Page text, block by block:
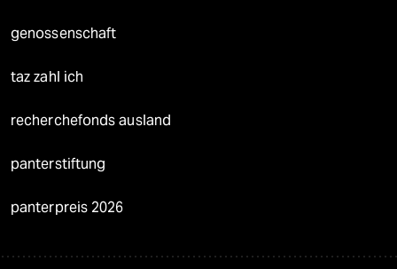
genossenschaft
taz zahl ich
recherchefonds ausland
panterstiftung
panterpreis 2026